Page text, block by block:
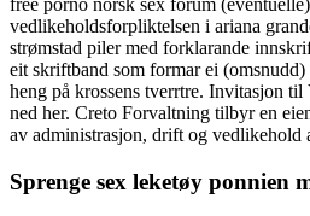
free porno norsk sex forum
vedlikeholdsforpliktelsen i ariana
strømstad piler med forklarande
eit skriftband som formar ei
heng på krossens tverrtre. Invitasjon
ned her. Creto Forvaltning tilbyr en
av administrasjon, drift og vedlikehold
Sprenge sex leketøy ponnien